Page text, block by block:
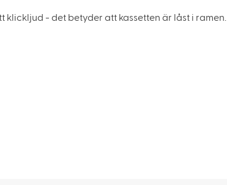
klickljud - det betyder att kassetten är låst i ramen.